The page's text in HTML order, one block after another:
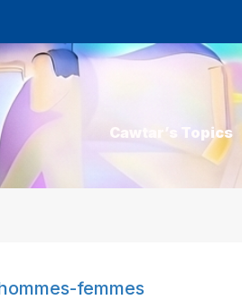
Cawtar’s Topics
femmes